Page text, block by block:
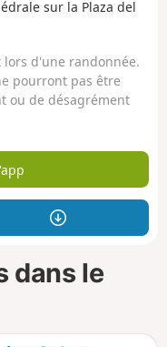
sur la Plaza del
d'une randonnée.
pourront pas être
ou de désagrément
dans le